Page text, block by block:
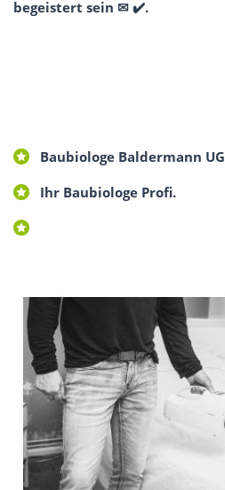
begeistert sein ✉ ✔️.
Baubiologe Baldermann UG
Ihr Baubiologe Profi.